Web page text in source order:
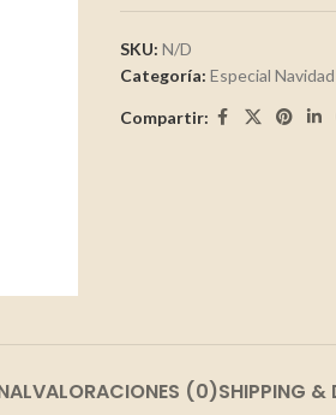
SKU: N/D
Categoría: Especial Navidad
Compartir:
VALORACIONES (0)SHIPPING &